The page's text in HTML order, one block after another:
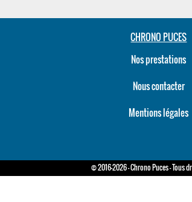
CHRONO PUCES
Nos prestations
Nous contacter
Mentions légales
© 2016-2026 - Chrono Puces - Tous